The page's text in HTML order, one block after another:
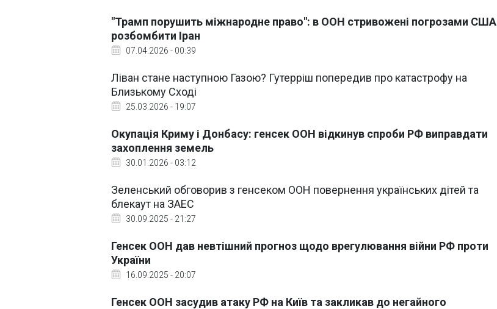
"Трамп порушить міжнародне право": в ООН стривожені погрозами США
розбомбити Іран
07.04.2026 - 00:39
Ліван стане наступною Газою? Гутерріш попередив про катастрофу на
Близькому Сході
25.03.2026 - 19:07
Окупація Криму і Донбасу: генсек ООН відкинув спроби РФ виправдати
захоплення земель
30.01.2026 - 03:12
Зеленський обговорив з генсеком ООН повернення українських дітей та
блекаут на ЗАЕС
30.09.2025 - 21:27
Генсек ООН дав невтішний прогноз щодо врегулювання війни РФ проти
України
16.09.2025 - 20:07
Генсек ООН засудив атаку РФ на Київ та закликав до негайного